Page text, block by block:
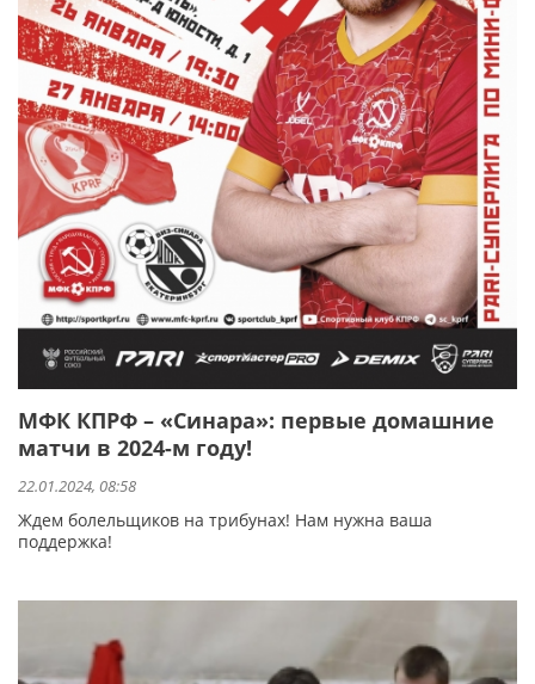
МФК КПРФ – «Синара»: первые домашние
матчи в 2024-м году!
22.01.2024, 08:58
Ждем болельщиков на трибунах! Нам нужна ваша
поддержка!